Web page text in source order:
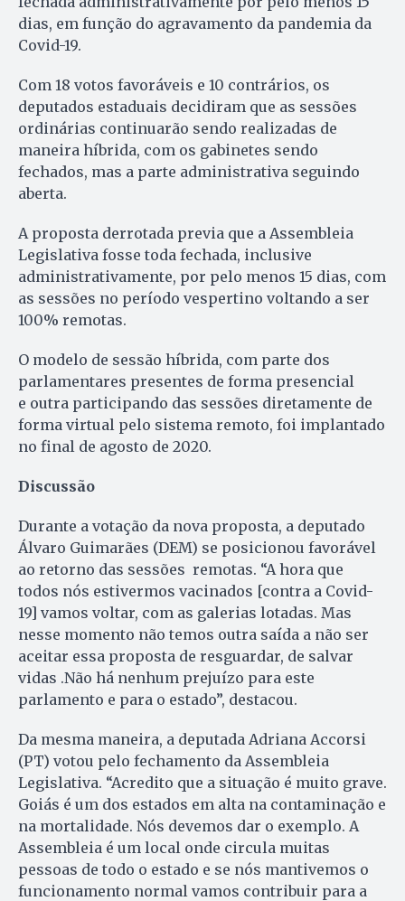
dias, em função do agravamento da pandemia da
Covid-19.
Com 18 votos favoráveis e 10 contrários, os
deputados estaduais decidiram que as sessões
ordinárias continuarão sendo realizadas de
maneira híbrida, com os gabinetes sendo
fechados, mas a parte administrativa seguindo
aberta.
A proposta derrotada previa que a Assembleia
Legislativa fosse toda fechada, inclusive
administrativamente, por pelo menos 15 dias, com
as sessões no período vespertino voltando a ser
100% remotas.
O modelo de sessão híbrida, com parte dos
parlamentares presentes de forma presencial
e outra participando das sessões diretamente de
forma virtual pelo sistema remoto, foi implantado
no final de agosto de 2020.
Discussão
Durante a votação da nova proposta, a deputado
Álvaro Guimarães (DEM) se posicionou favorável
ao retorno das sessões remotas. “A hora que
todos nós estivermos vacinados [contra a Covid-
19] vamos voltar, com as galerias lotadas. Mas
nesse momento não temos outra saída a não ser
aceitar essa proposta de resguardar, de salvar
vidas .Não há nenhum prejuízo para este
parlamento e para o estado”, destacou.
Da mesma maneira, a deputada Adriana Accorsi
(PT) votou pelo fechamento da Assembleia
Legislativa. “Acredito que a situação é muito grave.
Goiás é um dos estados em alta na contaminação e
na mortalidade. Nós devemos dar o exemplo. A
Assembleia é um local onde circula muitas
pessoas de todo o estado e se nós mantivemos o
funcionamento normal vamos contribuir para a